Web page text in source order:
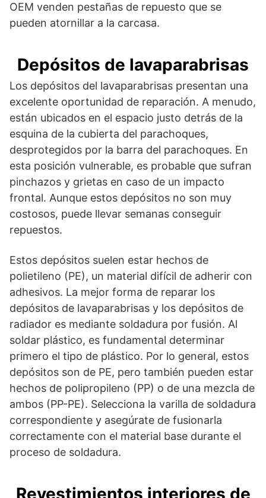
OEM venden pestañas de repuesto que se
pueden atornillar a la carcasa.
Depósitos de lavaparabrisas
Los depósitos del lavaparabrisas presentan una
excelente oportunidad de reparación. A menudo,
están ubicados en el espacio justo detrás de la
esquina de la cubierta del parachoques,
desprotegidos por la barra del parachoques. En
esta posición vulnerable, es probable que sufran
pinchazos y grietas en caso de un impacto
frontal. Aunque estos depósitos no son muy
costosos, puede llevar semanas conseguir
repuestos.
Estos depósitos suelen estar hechos de
polietileno (PE), un material difícil de adherir con
adhesivos. La mejor forma de reparar los
depósitos de lavaparabrisas y los depósitos de
radiador es mediante soldadura por fusión. Al
soldar plástico, es fundamental determinar
primero el tipo de plástico. Por lo general, estos
depósitos son de PE, pero también pueden estar
hechos de polipropileno (PP) o de una mezcla de
ambos (PP-PE). Selecciona la varilla de soldadura
correspondiente y asegúrate de fusionarla
correctamente con el material base durante el
proceso de soldadura.
Revestimientos interiores de